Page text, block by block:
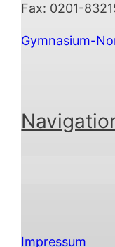
Fax: 0201-
Gymnasium-
Impressum